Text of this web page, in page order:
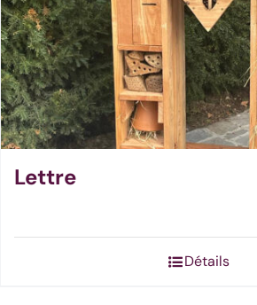
Lettre
Détails